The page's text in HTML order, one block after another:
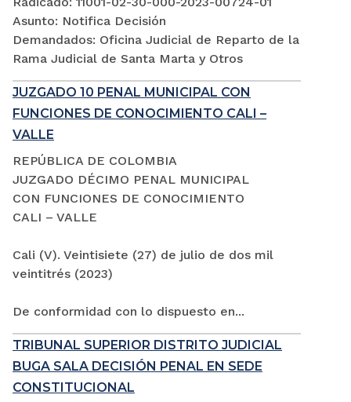
Asunto: Notifica Decisión
Demandados: Oficina Judicial de Reparto de la
Rama Judicial de Santa Marta y Otros
JUZGADO 10 PENAL MUNICIPAL CON
FUNCIONES DE CONOCIMIENTO CALI –
VALLE
REPÚBLICA DE COLOMBIA
JUZGADO DÉCIMO PENAL MUNICIPAL
CON FUNCIONES DE CONOCIMIENTO
CALI – VALLE
Cali (V). Veintisiete (27) de julio de dos mil
veintitrés (2023)
De conformidad con lo dispuesto en...
TRIBUNAL SUPERIOR DISTRITO JUDICIAL
BUGA SALA DECISIÓN PENAL EN SEDE
CONSTITUCIONAL